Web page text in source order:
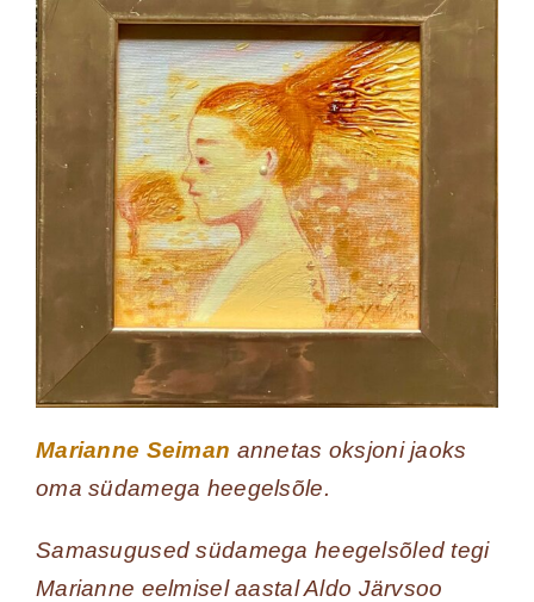
Marianne Seiman annetas oksjoni jaoks
oma südamega heegelsõle.
Samasugused südamega heegelsõled tegi
Marianne eelmisel aastal Aldo Järvsoo